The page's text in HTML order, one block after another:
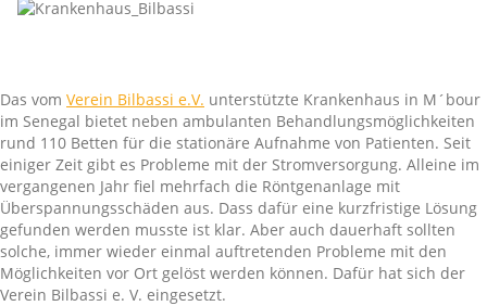
Das vom Verein Bilbassi e.V. unterstützte Krankenhaus in M´bour
im Senegal bietet neben ambulanten Behandlungsmöglichkeiten
rund 110 Betten für die stationäre Aufnahme von Patienten. Seit
einiger Zeit gibt es Probleme mit der Stromversorgung. Alleine im
vergangenen Jahr fiel mehrfach die Röntgenanlage mit
Überspannungsschäden aus. Dass dafür eine kurzfristige Lösung
gefunden werden musste ist klar. Aber auch dauerhaft sollten
solche, immer wieder einmal auftretenden Probleme mit den
Möglichkeiten vor Ort gelöst werden können. Dafür hat sich der
Verein Bilbassi e. V. eingesetzt.